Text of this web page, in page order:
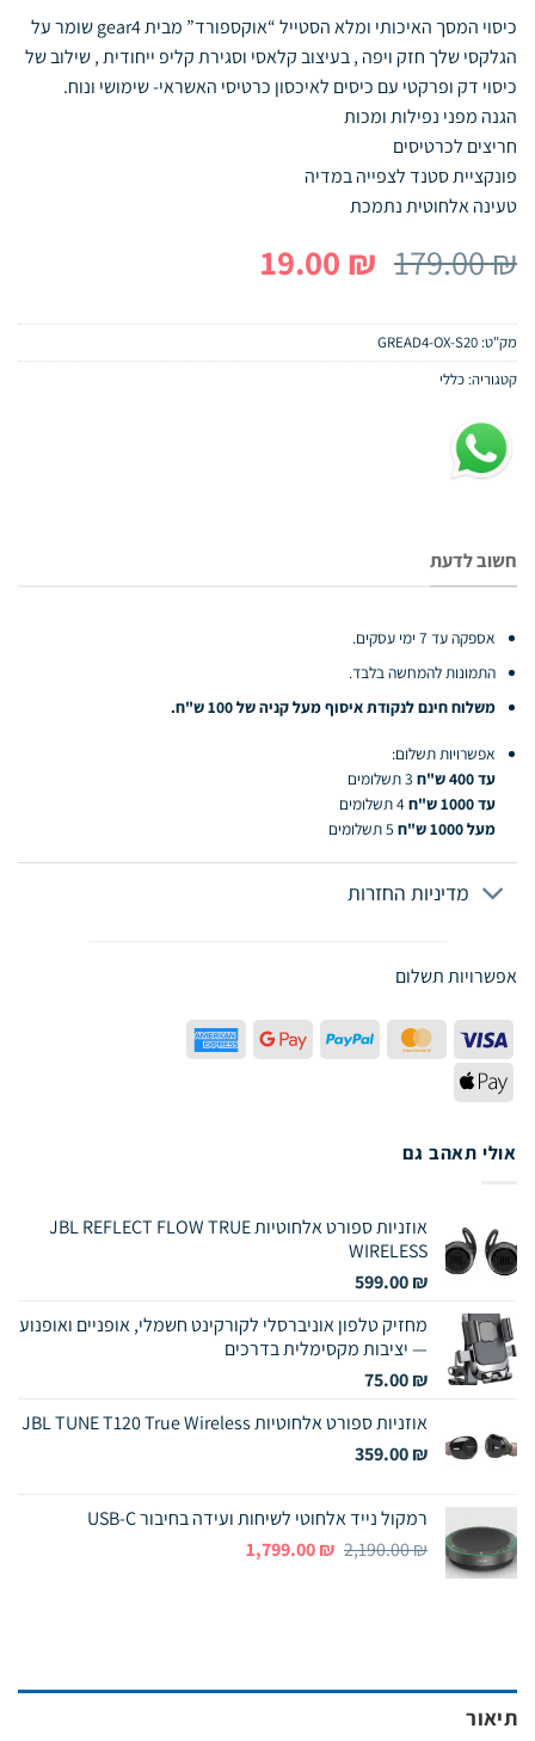
כיסוי המסך האיכותי ומלא הסטייל “אוקספורד” מבית gear4 שומר על
הגלקסי שלך חזק ויפה , בעיצוב קלאסי וסגירת קליפ ייחודית , שילוב של
כיסוי דק ופרקטי עם כיסים לאיכסון כרטיסי האשראי- שימושי ונוח.
הגנה מפני נפילות ומכות
חריצים לכרטיסים
פונקציית סטנד לצפייה במדיה
טעינה אלחוטית נתמכת
179.00₪ המחיר
היה:
179.00 ₪.
19.00 ₪ המחיר
הוא:
19.00 ₪. מק"ט: GREAD4-OX-S20
קטגוריה: כללי
חשוב לדעת
אספקה עד 7 ימי עסקים.
התמונות להמחשה בלבד.
משלוח חינם לנקודת איסוף מעל קניה של 100 ש"ח.
אפשרויות תשלום:
עד 400 ש"ח
3 תשלומים
עד 1000 ש"ח
4 תשלומים
מעל 1000 ש"ח
5 תשלומים
מדיניות החזרות
אפשרויות תשלום
Visa
MasterCard
PayPal
Google
Pay
Express
Apple
Pay
אולי תאהב גם
אוזניות ספורט אלחוטיות JBL REFLECT FLOW TRUE
WIRELESS
599.00₪
מחזיק טלפון אוניברסלי לקורקינט חשמלי, אופניים ואופנוע
— יציבות מקסימלית בדרכים
75.00₪
אוזניות ספורט אלחוטיות JBL TUNE T120 True Wireless
359.00₪
רמקול נייד אלחוטי לשיחות ועידה בחיבור USB-C
2,190.00₪
המחיר
1,799.00₪
המחיר
תיאור